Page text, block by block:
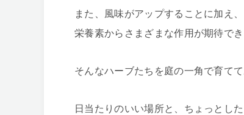
また、風味がアップすることに加え
栄養素からさまざまな作用が期待でき
そんなハーブたちを庭の一角で育て
日当たりのいい場所と、ちょっとし